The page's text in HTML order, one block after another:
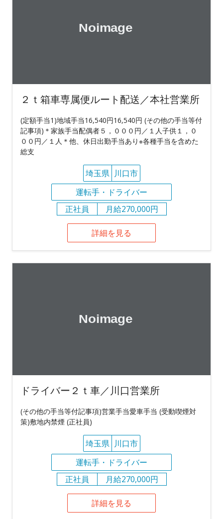
２ｔ箱車専属便ルート配送／本社営業所
(定額手当1)地域手当16,540円16,540円 (その他の手当等付
記事項)＊家族手当配偶者５，０００円／１人子供１，０
００円／１人＊他、休日出勤手当あり※各種手当を含めた
総支
埼玉県 川口市
運転手・ドライバー
正社員
月給270,000円
詳細を見る
ドライバー２ｔ車／川口営業所
(その他の手当等付記事項)営業手当愛車手当 (受動喫煙対
策)敷地内禁煙 (正社員)
埼玉県 川口市
運転手・ドライバー
正社員
月給270,000円
詳細を見る